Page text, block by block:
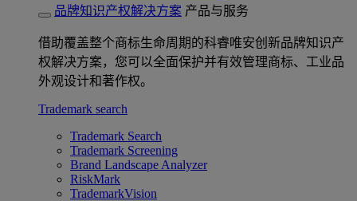
品牌知识产权解决方案 产品与服务
借助覆盖整个商标生命周期的科睿唯安创新品牌知识产
权解决方案，您可以全面保护并有效管理商标、工业品
外观设计和著作权。
Trademark search
Trademark Search
Trademark Screening
Brand Landscape Analyzer
RiskMark
TrademarkVision